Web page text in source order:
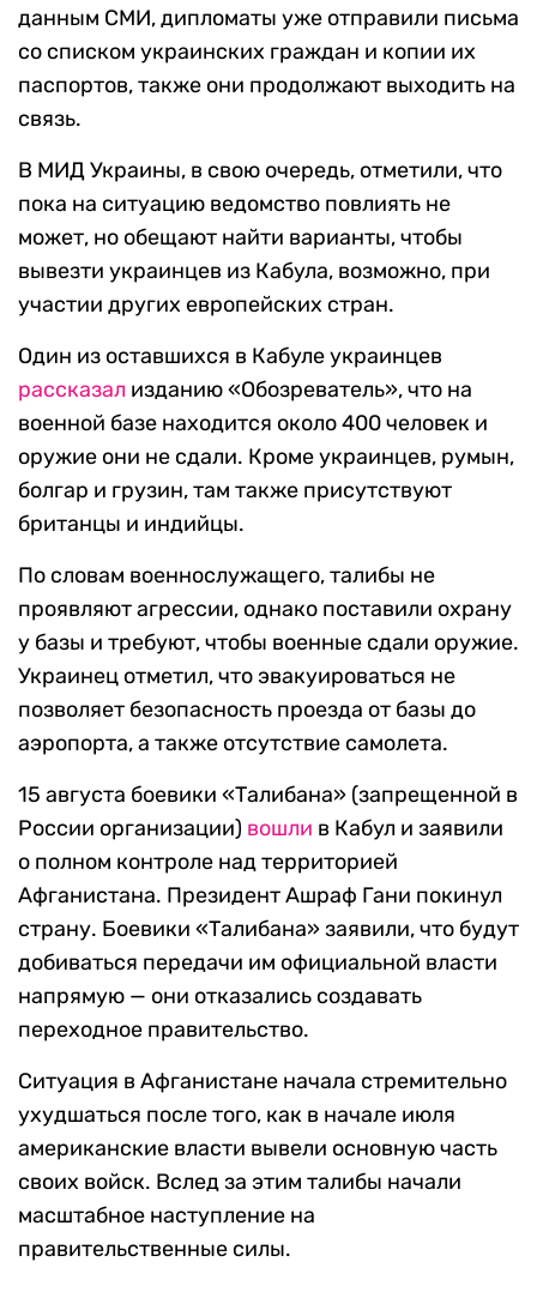
данным СМИ, дипломаты уже отправили письма
со списком украинских граждан и копии их
паспортов, также они продолжают выходить на
связь.
В МИД Украины, в свою очередь, отметили, что
пока на ситуацию ведомство повлиять не
может, но обещают найти варианты, чтобы
вывезти украинцев из Кабула, возможно, при
участии других европейских стран.
Один из оставшихся в Кабуле украинцев
рассказал изданию «Обозреватель», что на
военной базе находится около 400 человек и
оружие они не сдали. Кроме украинцев, румын,
болгар и грузин, там также присутствуют
британцы и индийцы.
По словам военнослужащего, талибы не
проявляют агрессии, однако поставили охрану
у базы и требуют, чтобы военные сдали оружие.
Украинец отметил, что эвакуироваться не
позволяет безопасность проезда от базы до
аэропорта, а также отсутствие самолета.
15 августа боевики «Талибана» (запрещенной в
России организации) вошли в Кабул и заявили
о полном контроле над территорией
Афганистана. Президент Ашраф Гани покинул
страну. Боевики «Талибана» заявили, что будут
добиваться передачи им официальной власти
напрямую — они отказались создавать
переходное правительство.
Ситуация в Афганистане начала стремительно
ухудшаться после того, как в начале июля
американские власти вывели основную часть
своих войск. Вслед за этим талибы начали
масштабное наступление на
правительственные силы.